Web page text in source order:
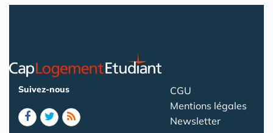
Suivez-nous
CGU
Mentions légales
Newsletter